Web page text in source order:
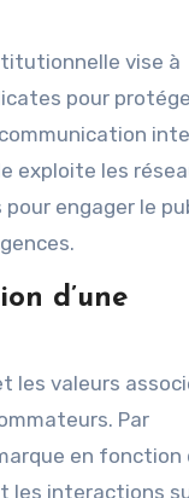
vise à
pour
exploite les
engager le
d’une
les valeurs
Par
en fonction
les interactions